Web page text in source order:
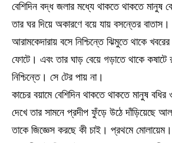
বেশিদিন বদ্ধ জলার মধ্যে থাকতে থাকতে মানুষ
তার ঘর দিয়ে অকারণে বয়ে যায় বসন্তের বাতাস।
আরামকেদারায় বসে নিশ্চিন্তে ঝিমুতে থাকে
ফোটে। এবং তার ঘাড় বেয়ে গড়াতে থাকে
নিশ্চিন্তে। সে টের পায় না।
কাচের বয়ামে বেশিদিন থাকতে থাকতে মানুষ
দেখে তার সামনে প্রদীপ ফুঁড়ে উঠে দাঁড়িয়েছে
তাকে জিজ্ঞেস করছে কী চাই। প্রথমে